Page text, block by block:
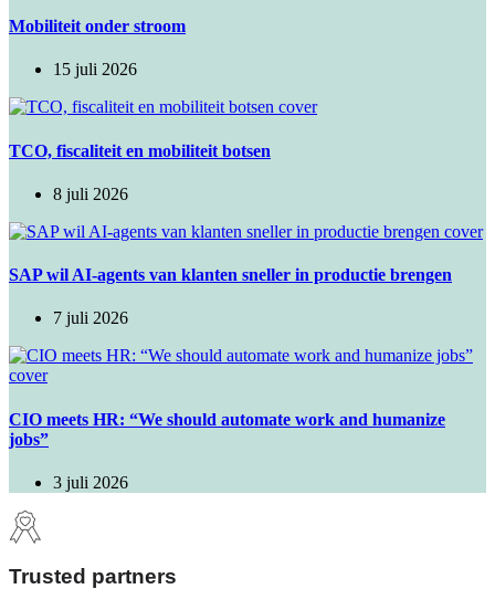
Mobiliteit onder stroom
15 juli 2026
TCO, fiscaliteit en mobiliteit botsen
8 juli 2026
SAP wil AI-agents van klanten sneller in productie brengen
7 juli 2026
CIO meets HR: “We should automate work and humanize
jobs”
3 juli 2026
Trusted partners